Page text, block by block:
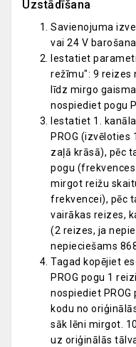
Uzstādīšana
Savienojuma
vai 24 V
Iestatiet
režīmu": 9 reizes
līdz mirgo
nospiediet pogu
Iestatiet 1.
PROG (izvēloties
zaļā krāsā), pēc
pogu
mirgot reižu
frekvencei), pēc
vairākas reizes,
(2 reizes, ja
nepieciešams
Tagad kopējiet
PROG pogu 1
nospiediet
kodu no
sāk lēni mirgot.
uz oriģinālās